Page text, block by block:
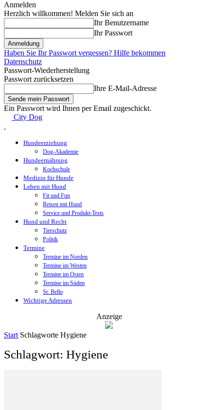
Anmelden
Herzlich willkommen! Melden Sie sich an
Ihr Benutzername
Ihr Passwort
Haben Sie Ihr Passwort vergessen? Hilfe bekommen
Datenschutz
Passwort-Wiederherstellung
Passwort zurücksetzen
Ihre E-Mail-Adresse
Ein Passwort wird Ihnen per Email zugeschickt.
City Dog
Hundeerziehung
Dog-Akademie
Hundeernährung
Kochschule
Medizin für Hunde
Leben mit Hund
Fit und Fun
Reisen mit Hund
Service und Produkt-Tests
Hund und Recht
Tierschutz
Politik
Termine
Termine im Norden
Termine im Westen
Termine im Osten
Termine im Süden
St. Bello
Wichtige Adressen
Anzeige
Start Schlagworte Hygiene
Schlagwort: Hygiene